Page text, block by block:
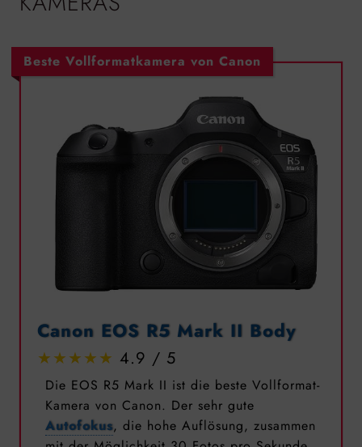
Beste Vollformatkamera von Canon
Canon EOS R5 Mark II Body
4.9
Die EOS R5 Mark II ist die beste Vollformat-
Kamera von Canon. Der sehr gute
Autofokus, die hohe Auflösung, zusammen